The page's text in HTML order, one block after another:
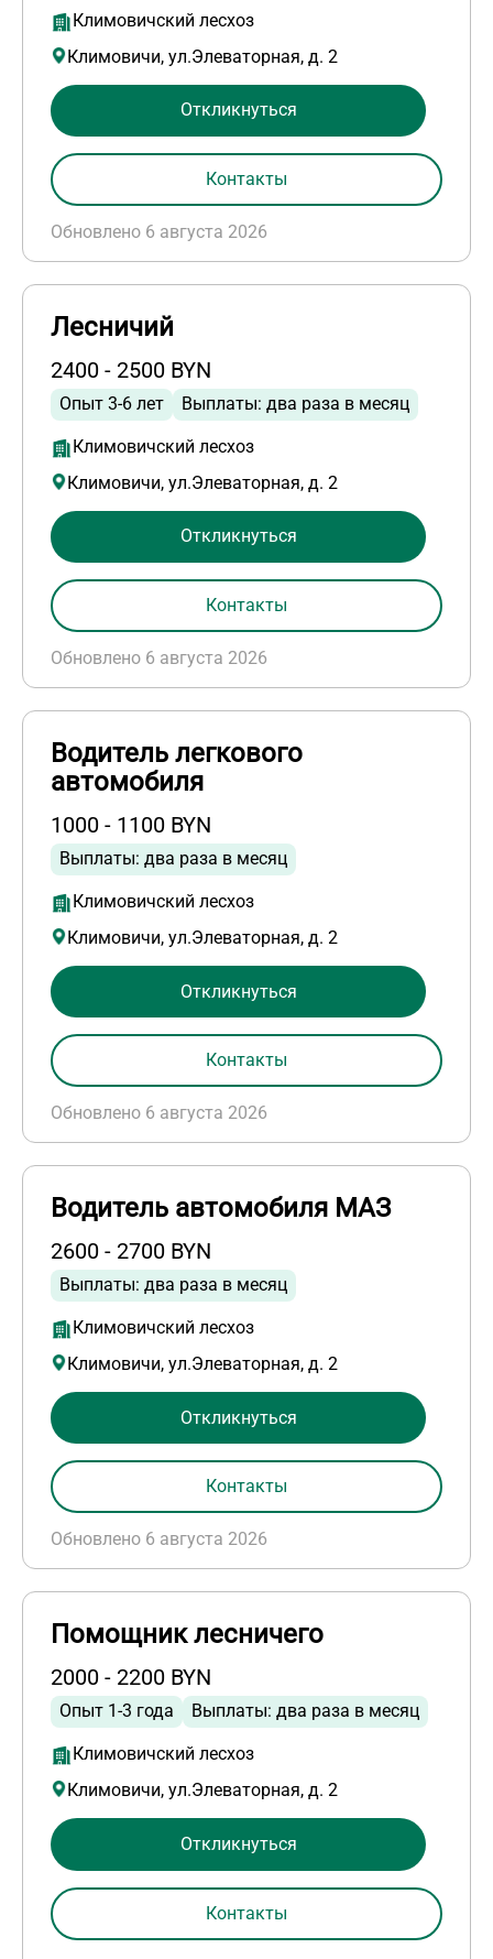
Климовичский лесхоз
Климовичи, ул.Элеваторная, д. 2
Обновлено 6 августа 2026
Откликнуться
Контакты
Лесничий
2400 - 2500 BYN
Опыт 3-6 лет Выплаты: два раза в месяц
Климовичский лесхоз
Климовичи, ул.Элеваторная, д. 2
Обновлено 6 августа 2026
Откликнуться
Контакты
Водитель легкового
автомобиля
1000 - 1100 BYN
Выплаты: два раза в месяц
Климовичский лесхоз
Климовичи, ул.Элеваторная, д. 2
Обновлено 6 августа 2026
Откликнуться
Контакты
Водитель автомобиля МАЗ
2600 - 2700 BYN
Выплаты: два раза в месяц
Климовичский лесхоз
Климовичи, ул.Элеваторная, д. 2
Обновлено 6 августа 2026
Откликнуться
Контакты
Помощник лесничего
2000 - 2200 BYN
Опыт 1-3 года Выплаты: два раза в месяц
Климовичский лесхоз
Климовичи, ул.Элеваторная, д. 2
Откликнуться
Контакты